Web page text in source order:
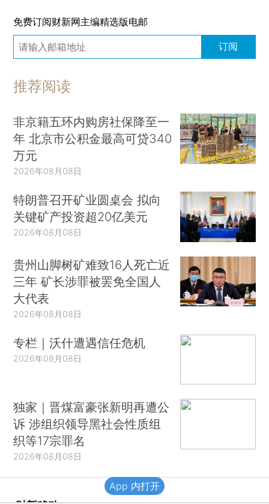
免费订阅财新网主编精选版电邮
订阅
推荐阅读
非京籍五环内购房社保降至一
年 北京市公积金最高可贷340
万元
2026年08月08日
特朗普召开矿业圆桌会 拟向
关键矿产投资超20亿美元
2026年08月08日
贵州山脚树矿难致16人死亡近
三年 矿长涉罪被罢免全国人
大代表
2026年08月08日
专栏｜沃什遭遇信任危机
2026年08月08日
独家｜晋煤富豪张新明再遭公
诉 涉组织领导黑社会性质组
织等17宗罪名
2026年08月08日
App 内打开